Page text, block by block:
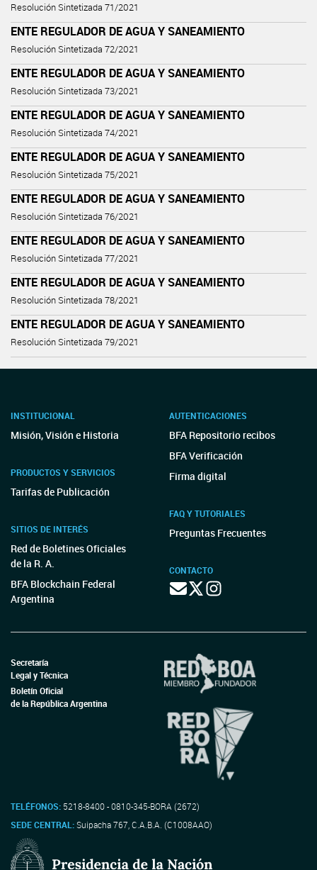
Resolución Sintetizada 71/2021
ENTE REGULADOR DE AGUA Y SANEAMIENTO
Resolución Sintetizada 72/2021
ENTE REGULADOR DE AGUA Y SANEAMIENTO
Resolución Sintetizada 73/2021
ENTE REGULADOR DE AGUA Y SANEAMIENTO
Resolución Sintetizada 74/2021
ENTE REGULADOR DE AGUA Y SANEAMIENTO
Resolución Sintetizada 75/2021
ENTE REGULADOR DE AGUA Y SANEAMIENTO
Resolución Sintetizada 76/2021
ENTE REGULADOR DE AGUA Y SANEAMIENTO
Resolución Sintetizada 77/2021
ENTE REGULADOR DE AGUA Y SANEAMIENTO
Resolución Sintetizada 78/2021
ENTE REGULADOR DE AGUA Y SANEAMIENTO
Resolución Sintetizada 79/2021
INSTITUCIONAL
Misión, Visión e Historia
PRODUCTOS Y SERVICIOS
Tarifas de Publicación
SITIOS DE INTERÉS
Red de Boletines Oficiales
de la R. A.
BFA Blockchain Federal
Argentina
AUTENTICACIONES
BFA Repositorio recibos
BFA Verificación
Firma digital
FAQ Y TUTORIALES
Preguntas Frecuentes
CONTACTO
Secretaría
Legal y Técnica
Boletín Oficial
de la República Argentina
TELÉFONOS: 5218-8400 - 0810-345-BORA (2672)
SEDE CENTRAL:Suipacha 767, C.A.B.A. (C1008AAO)